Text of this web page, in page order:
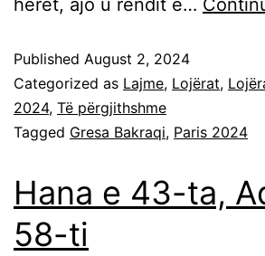
herët, ajo u rendit e…
Published August 2, 2024
Categorized as Lajme, Lojërat,
2024, Të përgjithshme
Tagged Gresa Bakraqi, Paris 2024
Hana e 43-ta,
58-ti